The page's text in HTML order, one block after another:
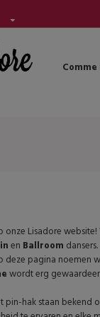
onze Lisadore
en Ballroom dansers.
deze pagina noemen
wordt erg
pin-hak staan